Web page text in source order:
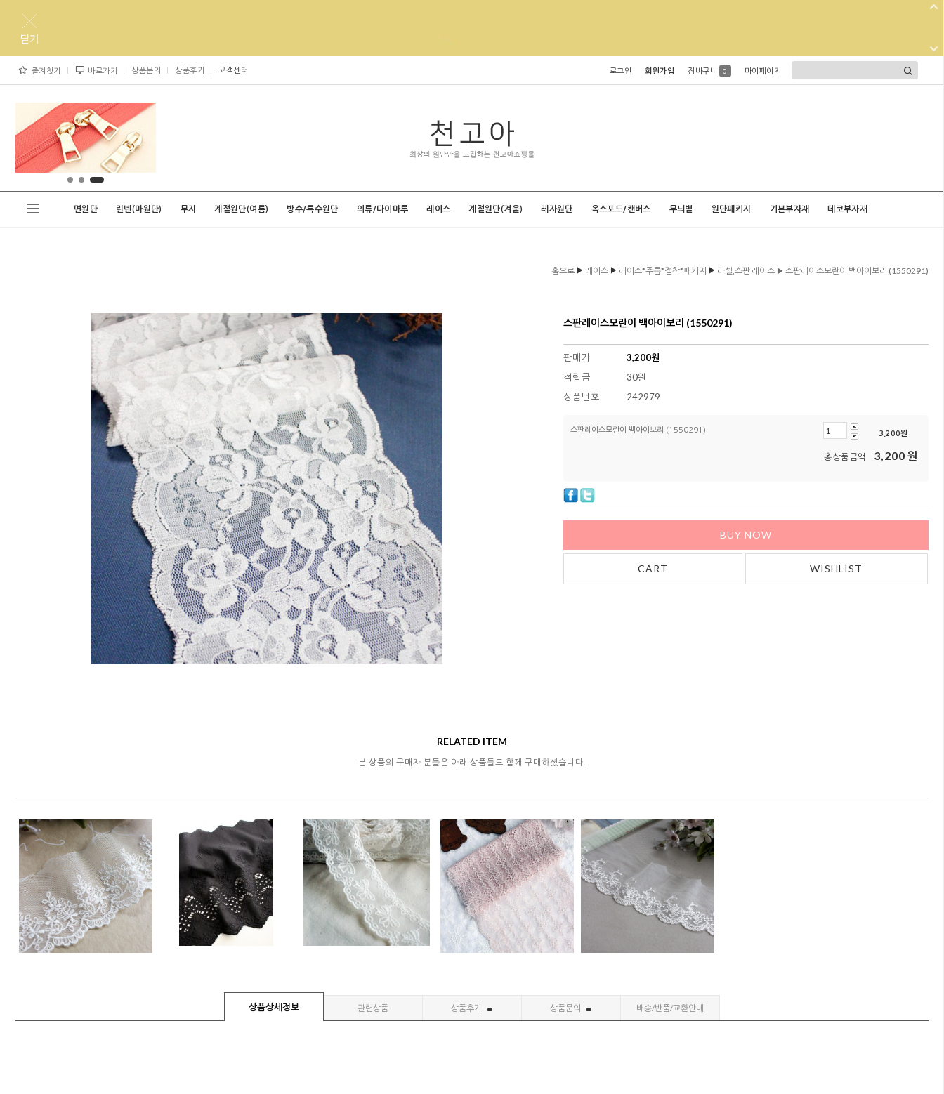
즐겨찾기 바로가기 상품문의 상품후기 고객센터 로그인 회원가입 장바구니 0 마이페이지
면원단 린넨(마원단) 무지 계절원단(여름) 방수/특수원단 의류/다이마루 레이스 계절원단(겨울) 레자원단 옥스포드/캔버스 무늬별 원단패키지 기본부자재 데코부자재
홈으로 ▶ 레이스 ▶ 레이스*주름*접착*패키지 ▶ 라셀,스판 레이스 ▶ 스판레이스모란이 백아이보리 (1550291)
스판레이스모란이 백아이보리 (1550291)
판매가 3,200원
적립금
30원
상품번호
242979
스판레이스모란이 백아이보리 (1550291) 3,200원
총 상품 금액 3,200 원
BUY NOW
CART WISHLIST
RELATED ITEM
본 상품의 구매자 분들은 아래 상품들도 함께 구매하셨습니다.
상품상세정보 관련상품 상품후기 상품문의 배송/반품/교환안내